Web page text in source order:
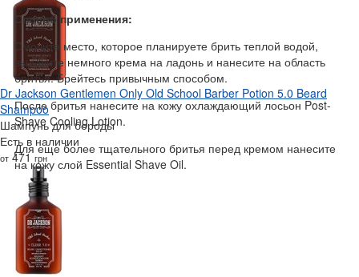
Способ применения:
Смочите место, которое планируете брить теплой водой,
выдавите немного крема на ладонь и нанесите на область
бритья. Брейтесь привычным способом.
После бритья нанесите на кожу охлаждающий лосьон Post-
Shave Cooling Lotion.
Для еще более тщательного бритья перед кремом нанесите
на кожу слой Essential Shave Oil.
Dr Jackson Gentlemen Only Old School Barber Potion 5.0 Beard
Shampoo
Шампунь для бороды
Есть в наличии
от 471грн